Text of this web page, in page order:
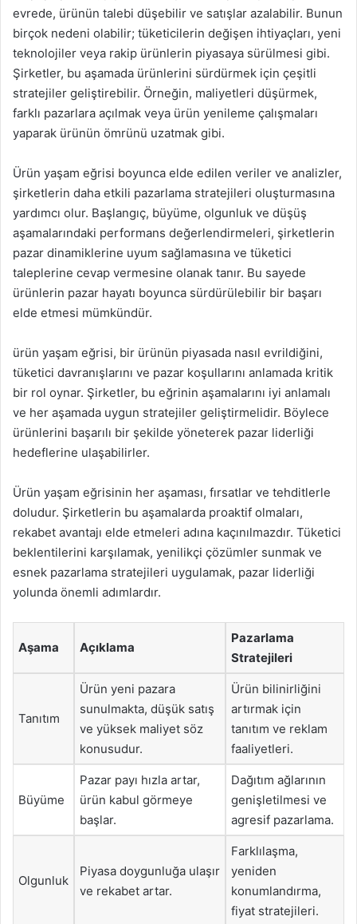
evrede, ürünün talebi düşebilir ve satışlar azalabilir. Bunun
birçok nedeni olabilir; tüketicilerin değişen ihtiyaçları, yeni
teknolojiler veya rakip ürünlerin piyasaya sürülmesi gibi.
Şirketler, bu aşamada ürünlerini sürdürmek için çeşitli
stratejiler geliştirebilir. Örneğin, maliyetleri düşürmek,
farklı pazarlara açılmak veya ürün yenileme çalışmaları
yaparak ürünün ömrünü uzatmak gibi.
Ürün yaşam eğrisi boyunca elde edilen veriler ve analizler,
şirketlerin daha etkili pazarlama stratejileri oluşturmasına
yardımcı olur. Başlangıç, büyüme, olgunluk ve düşüş
aşamalarındaki performans değerlendirmeleri, şirketlerin
pazar dinamiklerine uyum sağlamasına ve tüketici
taleplerine cevap vermesine olanak tanır. Bu sayede
ürünlerin pazar hayatı boyunca sürdürülebilir bir başarı
elde etmesi mümkündür.
ürün yaşam eğrisi, bir ürünün piyasada nasıl evrildiğini,
tüketici davranışlarını ve pazar koşullarını anlamada kritik
bir rol oynar. Şirketler, bu eğrinin aşamalarını iyi anlamalı
ve her aşamada uygun stratejiler geliştirmelidir. Böylece
ürünlerini başarılı bir şekilde yöneterek pazar liderliği
hedeflerine ulaşabilirler.
Ürün yaşam eğrisinin her aşaması, fırsatlar ve tehditlerle
doludur. Şirketlerin bu aşamalarda proaktif olmaları,
rekabet avantajı elde etmeleri adına kaçınılmazdır. Tüketici
beklentilerini karşılamak, yenilikçi çözümler sunmak ve
esnek pazarlama stratejileri uygulamak, pazar liderliği
yolunda önemli adımlardır.
Aşama Açıklama
Pazarlama
Stratejileri
Tanıtım
Ürün yeni pazara
sunulmakta, düşük satış
ve yüksek maliyet söz
konusudur.
Ürün bilinirliğini
artırmak için
tanıtım ve reklam
faaliyetleri.
Büyüme
Pazar payı hızla artar,
ürün kabul görmeye
başlar.
Dağıtım ağlarının
genişletilmesi ve
agresif pazarlama.
Olgunluk
Piyasa doygunluğa ulaşır
ve rekabet artar.
Farklılaşma,
yeniden
konumlandırma,
fiyat stratejileri.